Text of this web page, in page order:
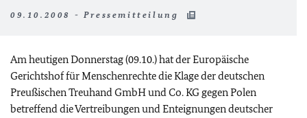
09.10.2008 - Pressemitteilung
Am heutigen Donnerstag (09.10.) hat der Europäische
Gerichtshof für Menschenrechte die Klage der deutschen
Preußischen Treuhand GmbH und Co. KG gegen Polen
betreffend die Vertreibungen und Enteignungen deutscher